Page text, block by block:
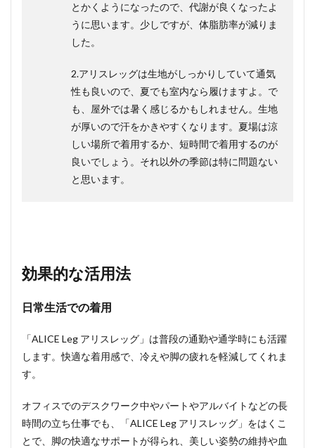
とかくようになったので、代謝が良くなったよ
うに思います。少しですが、体脂肪率が減りま
した。
2.アリスレッグは生地がしっかりしていて通気
性も良いので、夏でも室内なら履けますよ。で
も、屋外では暑く感じるかもしれません。生地
が厚いので汗をかきやすくなります。夏場は涼
しい場所で着用するか、短時間で着用するのが
良いでしょう。それ以外の季節は特に問題ない
と思います。
効果的な活用法
日常生活での着用
「ALICE Leg アリスレッグ」は普段の通勤や通学時にも活躍
します。快適な着用感で、冷えや脚の疲れを軽減してくれま
す。
オフィスでのデスクワーク中やパートやアルバイトなどの長
時間の立ち仕事でも、「ALICE Leg アリスレッグ」をはくこ
とで、脚の快適なサポートが得られ、美しい姿勢の維持や血